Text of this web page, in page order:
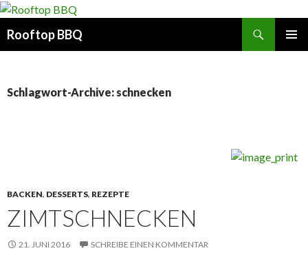
Rooftop BBQ
Schlagwort-Archive: schnecken
BACKEN, DESSERTS, REZEPTE
ZIMTSCHNECKEN
21. JUNI 2016 SCHREIBE EINEN KOMMENTAR